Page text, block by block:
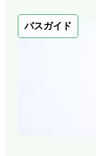
バスガイド